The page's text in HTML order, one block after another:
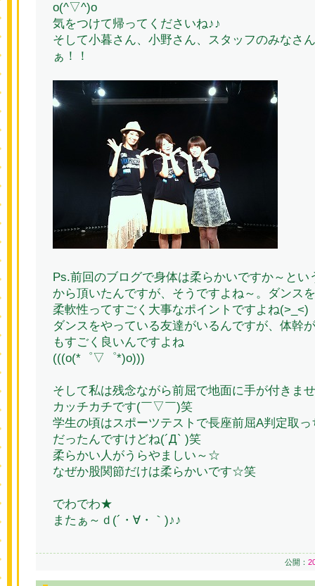
o(^▽^)o
気をつけて帰ってくださいね♪♪
そして小暮さん、小野さん、スタッフのみなさ
ぁ！！
Ps.前回のブログで身体は柔らかいですか～とい
から頂いたんですが、そうですよね～。ダンス
柔軟性ってすごく大事なポイントですよね(>_<)
ダンスをやっている友達がいるんですが、体幹
もすごく良いんですよね
(((o(*゜▽゜*)o)))
そして私は残念ながら前屈で地面に手が付きま
カッチカチです(￣▽￣)笑
学生の頃はスポーツテストで長座前屈A判定取
だったんですけどね(´Д` )笑
柔らかい人がうらやましい～☆
なぜか股関節だけは柔らかいです☆笑
でわでわ★
またぁ～ｄ(´・∀・｀)♪♪
公開：